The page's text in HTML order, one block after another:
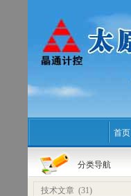
首页
分类导航
技术文章(31)